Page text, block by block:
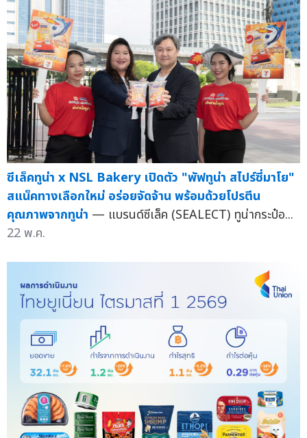
ซีเล็คทูน่า x NSL Bakery เปิดตัว "พัฟทูน่า สไปร์ซี่มาโย"
สแน็คทางเลือกใหม่ อร่อยจัดจ้าน พร้อมด้วยโปรตีน
คุณภาพจากทูน่า — แบรนด์ซีเล็ค (SEALECT) ทูน่ากระป๋อ...
22 พ.ค.